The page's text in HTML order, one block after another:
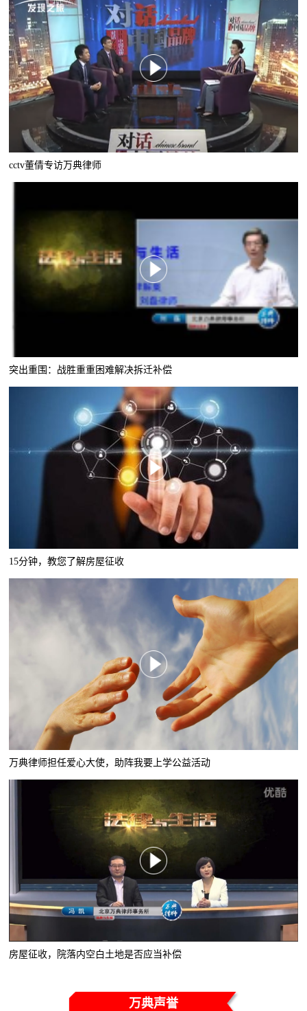
cctv董倩专访万典律师
突出重围：战胜重重困难解决拆迁补偿
15分钟，教您了解房屋征收
万典律师担任爱心大使，助阵我要上学公益活动
房屋征收，院落内空白土地是否应当补偿
万典声誉